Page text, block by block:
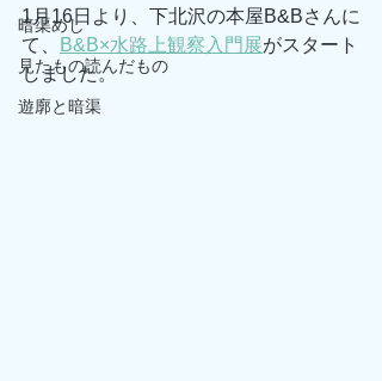
暗渠めし
見たもの読んだもの
遊廓と暗渠
1月16日より、下北沢の本屋B&Bさんに
て、
B&B×水路上観察入門展がスタート
しました。